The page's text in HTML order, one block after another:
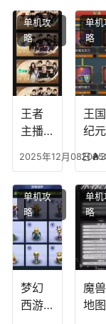
能，
游龙
传说
多少
级能
挖矿
点，
王者
技能
可以
放三
个是
什么
模式
王者
主播
搭
配，
王者
最强
的主
播
2025年12月08日
单机攻
略
王国
纪元
搭
配，
王国
纪元
最强
2025
单机
略
梦幻
西游
单机攻
略
魔兽
地图
单机
略